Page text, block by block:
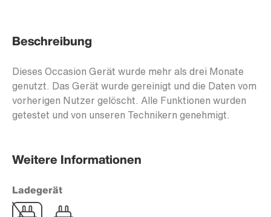
Beschreibung
Dieses Occasion Gerät wurde mehr als drei Monate
genutzt. Das Gerät wurde gereinigt und die Daten vom
vorherigen Nutzer gelöscht. Alle Funktionen wurden
getestet und von unseren Technikern genehmigt.
Weitere Informationen
Ladegerät